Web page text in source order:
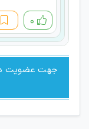
۰
جهت عضویت در